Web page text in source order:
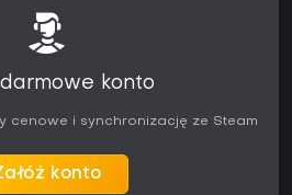
darmowe konto
cenowe i synchronizację ze Steam
konto